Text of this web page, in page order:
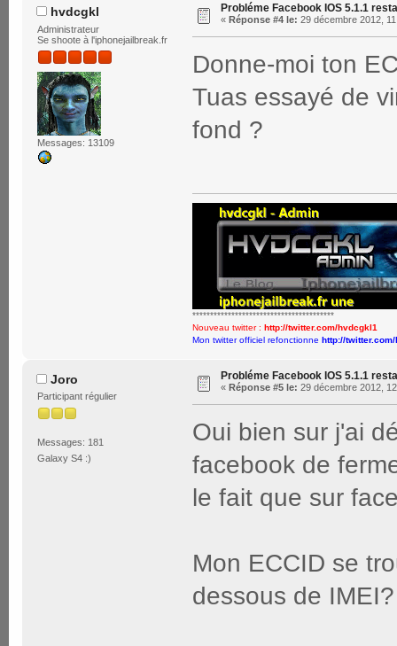
hvdcgkl
Administrateur
Se shoote à l'iphonejailbreak.fr
Messages: 13109
Probléme Facebook IOS 5.1.1
« Réponse #4 le: 29 décembre 2012,
Donne-moi ton
Tuas essayé de
fond ?
****************************************
Nouveau twitter : http://twitter.com/hvdcgkl1
Mon twitter officiel refonctionne http://
Joro
Participant régulier
Messages: 181
Galaxy S4 :)
Probléme Facebook IOS 5.1.1
« Réponse #5 le: 29 décembre 2012,
Oui bien sur j'ai
facebook de
le fait que sur
Mon ECCID se
dessous de IMEI?